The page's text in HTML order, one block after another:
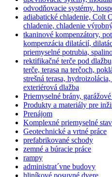
odvodňovacie systémy.
adiabatické chladenie, Colt
chladenie, chladenie
tkaninové kompenzátory,
kompenzácia dilatácií,
priemyselné potrubia,
rektifikačné terče pod
terče, terasa na terčoch,
strešná terasa,
exteriérová dlažba
Priemyselné brány,
Produkty a materiály pre
Prenájom
Komplexné priemyselné
Geotechnické a vrtné práce
prefabrikované schody
zemné a búracie práce
rampy
administrat´vne budovy
hliníkové posuvné dvere